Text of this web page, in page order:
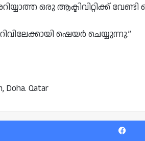
ഒരു ആക്ടിവിറ്റിക്ക്
ഷെയർ ചെയ്യുന്നു.”
Doha. Qatar